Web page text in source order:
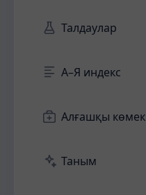
Талдаулар
А–Я индекс
Алғашқы көмек
Таным